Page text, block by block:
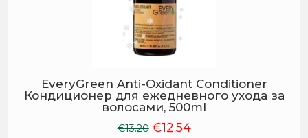
EveryGreen Anti-Oxidant Conditioner
Кондиционер для ежедневного ухода за
волосами, 500ml
€13.20 Первоначальная
€12.54Текущая